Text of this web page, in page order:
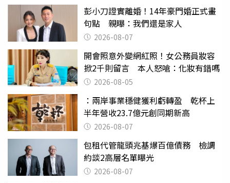
彭小刀證實離婚！14年豪門婚正式畫
句點 親曝：我們還是家人
2026-08-07
開會照意外變網紅照！女公務員妝容
掀2千則留言 本人怒嗆：化妝有錯嗎
2026-08-05
：兩岸事業穩健獲利虧轉盈 乾杯上
半年營收23.7億元創同期新高
2026-08-07
包租代管龍頭兆基爆百億債務 檢調
約談2高層名單曝光
2026-08-07